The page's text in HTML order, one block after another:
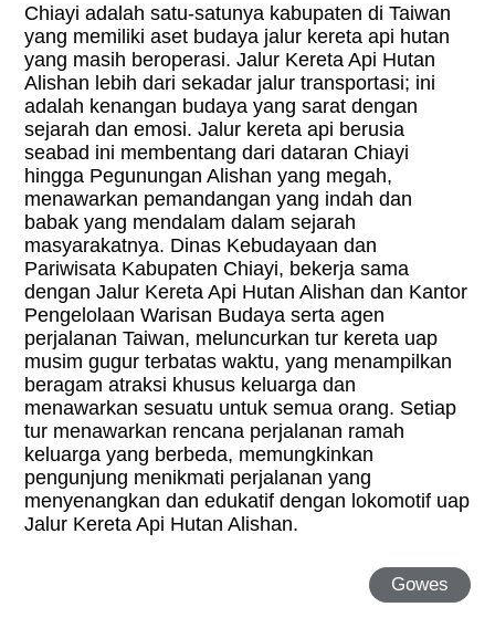
Chiayi adalah satu-satunya kabupaten di Taiwan
yang memiliki aset budaya jalur kereta api hutan
yang masih beroperasi. Jalur Kereta Api Hutan
Alishan lebih dari sekadar jalur transportasi; ini
adalah kenangan budaya yang sarat dengan
sejarah dan emosi. Jalur kereta api berusia
seabad ini membentang dari dataran Chiayi
hingga Pegunungan Alishan yang megah,
menawarkan pemandangan yang indah dan
babak yang mendalam dalam sejarah
masyarakatnya. Dinas Kebudayaan dan
Pariwisata Kabupaten Chiayi, bekerja sama
dengan Jalur Kereta Api Hutan Alishan dan Kantor
Pengelolaan Warisan Budaya serta agen
perjalanan Taiwan, meluncurkan tur kereta uap
musim gugur terbatas waktu, yang menampilkan
beragam atraksi khusus keluarga dan
menawarkan sesuatu untuk semua orang. Setiap
tur menawarkan rencana perjalanan ramah
keluarga yang berbeda, memungkinkan
pengunjung menikmati perjalanan yang
menyenangkan dan edukatif dengan lokomotif uap
Jalur Kereta Api Hutan Alishan.
Gowes